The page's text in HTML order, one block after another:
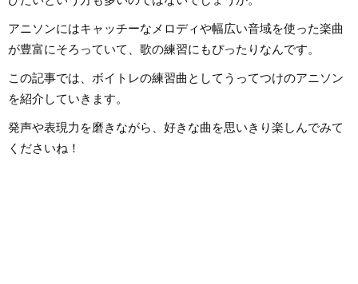
ブ活動もしています！ボイトレをしていく上で、声を出していつまで
アニソンにはキャッチーなメロディや幅広い音域を使った楽曲
が豊富にそろっていて、歌の練習にもぴったりなんです。
この記事では、ボイトレの練習曲としてうってつけのアニソン
を紹介していきます。
発声や表現力を磨きながら、好きな曲を思いきり楽しんでみて
くださいね！